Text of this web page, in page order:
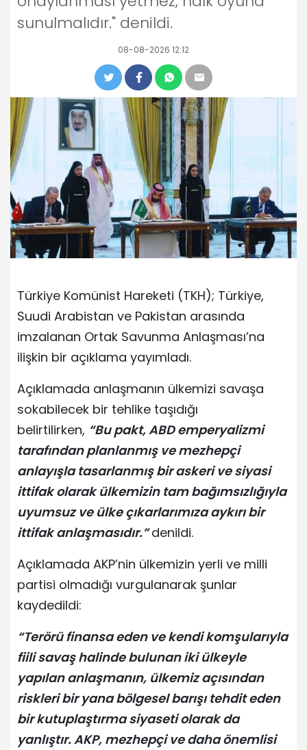
sunulmalıdır." denildi.
08-08-2026 12:12
Türkiye Komünist Hareketi (TKH); Türkiye,
Suudi Arabistan ve Pakistan arasında
imzalanan Ortak Savunma Anlaşması’na
ilişkin bir açıklama yayımladı.
Açıklamada anlaşmanın ülkemizi savaşa
sokabilecek bir tehlike taşıdığı
belirtilirken, “Bu pakt, ABD emperyalizmi
tarafından planlanmış ve mezhepçi
anlayışla tasarlanmış bir askeri ve siyasi
ittifak olarak ülkemizin tam bağımsızlığıyla
uyumsuz ve ülke çıkarlarımıza aykırı bir
ittifak anlaşmasıdır.” denildi.
Açıklamada AKP’nin ülkemizin yerli ve milli
partisi olmadığı vurgulanarak şunlar
kaydedildi:
“Terörü finansa eden ve kendi komşularıyla
fiili savaş halinde bulunan iki ülkeyle
yapılan anlaşmanın, ülkemiz açısından
riskleri bir yana bölgesel barışı tehdit eden
bir kutuplaştırma siyaseti olarak da
yanlıştır. AKP, mezhepçi ve daha önemlisi